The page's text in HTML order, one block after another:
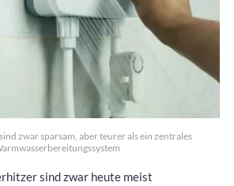
zwar sparsam, aber teurer als ein zentrales
sind zwar heute meist